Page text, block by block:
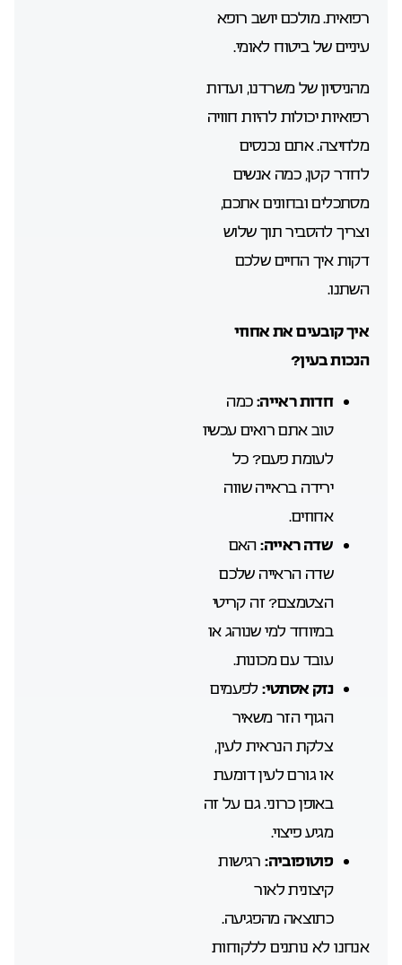
רפואית. מולכם יושב רופא
עיניים של ביטוח לאומי.
מהניסיון של משרדנו, ועדות
רפואיות יכולות להיות חוויה
מלחיצה. אתם נכנסים
לחדר קטן, כמה אנשים
מסתכלים ובחונים אתכם,
וצריך להסביר תוך שלוש
דקות איך החיים שלכם
השתנו.
איך קובעים את אחוזי
הנכות בעין?
חדות ראייה:כמה
טוב אתם רואים עכשיו
לעומת פעם? כל
ירידה בראייה שווה
אחוזים.
שדה ראייה:האם
שדה הראייה שלכם
הצטמצם? זה קריטי
במיוחד למי שנוהג או
עובד עם מכונות.
נזק אסתטי:לפעמים
הגוף הזר משאיר
צלקת הנראית לעין,
או גורם לעין דומעת
באופן כרוני. גם על זה
מגיע פיצוי.
פוטופוביה:רגישות
קיצונית לאור
כתוצאה מהפגיעה.
אנחנו לא נותנים ללקוחות